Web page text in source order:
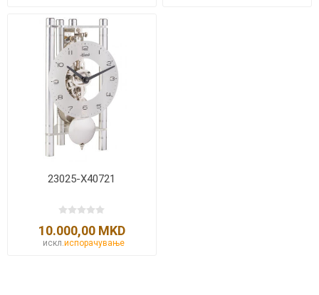
23025-X40721
10.000,00 MKD
искл.испорачување